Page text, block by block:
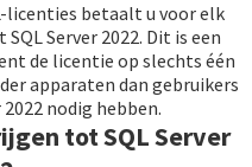
licenties betaalt u voor elk
Server 2022. Dit is een
de licentie op slechts één
apparaten dan gebruikers
nodig hebben.
tot SQL Server